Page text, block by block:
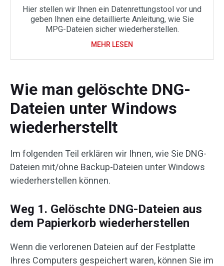
Hier stellen wir Ihnen ein Datenrettungstool vor und
geben Ihnen eine detaillierte Anleitung, wie Sie
MPG-Dateien sicher wiederherstellen.
MEHR LESEN
Wie man gelöschte DNG-
Dateien unter Windows
wiederherstellt
Im folgenden Teil erklären wir Ihnen, wie Sie DNG-
Dateien mit/ohne Backup-Dateien unter Windows
wiederherstellen können.
Weg 1. Gelöschte DNG-Dateien aus
dem Papierkorb wiederherstellen
Wenn die verlorenen Dateien auf der Festplatte
Ihres Computers gespeichert waren, können Sie im